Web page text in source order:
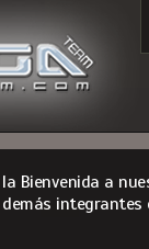
Bienvenida a
integrantes